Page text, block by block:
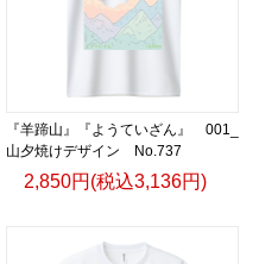
『羊蹄山』『ようていざん』 001_
山夕焼けデザイン No.737
2,850円(税込3,136円)